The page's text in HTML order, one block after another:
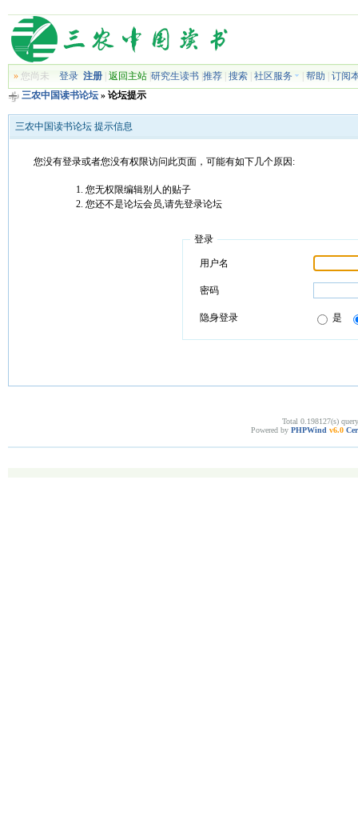
»您尚未 登录 注册| 返回主站| 研究生读书| 推荐| 搜索| 社区服务 帮助
订阅
三农中国读书论坛» 论坛提示
三农中国读书论坛 提示信息
您没有登录或者您没有权限访问此页面，可能有如下几个原因:
您无权限编辑别人的贴子
您还不是论坛会员,请先登录论坛
登录
用户名
密码
隐身登录 是
Total 0.198127(s)
Powered by PHPWind v6.0